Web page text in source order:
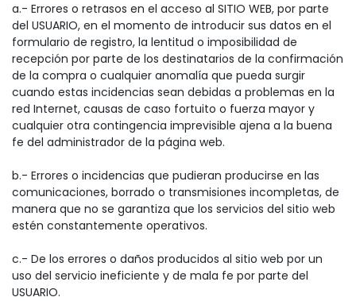
a.- Errores o retrasos en el acceso al SITIO WEB, por parte
del USUARIO, en el momento de introducir sus datos en el
formulario de registro, la lentitud o imposibilidad de
recepción por parte de los destinatarios de la confirmación
de la compra o cualquier anomalía que pueda surgir
cuando estas incidencias sean debidas a problemas en la
red Internet, causas de caso fortuito o fuerza mayor y
cualquier otra contingencia imprevisible ajena a la buena
fe del administrador de la página web.
b.- Errores o incidencias que pudieran producirse en las
comunicaciones, borrado o transmisiones incompletas, de
manera que no se garantiza que los servicios del sitio web
estén constantemente operativos.
c.- De los errores o daños producidos al sitio web por un
uso del servicio ineficiente y de mala fe por parte del
USUARIO.